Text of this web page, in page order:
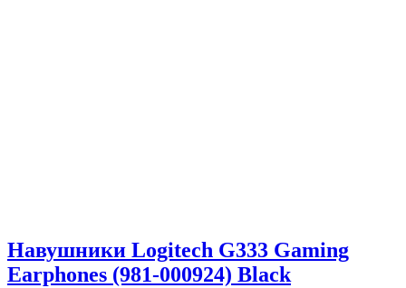
Навушники Logitech G333 Gaming
Earphones (981-000924) Black